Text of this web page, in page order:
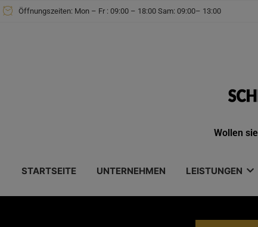
Zum
Öffnungszeiten: Mon – Fr : 09:00 – 18:00 Sam: 09:00– 13:00
Wollen sie
STARTSEITE UNTERNEHMEN LEISTUNGEN